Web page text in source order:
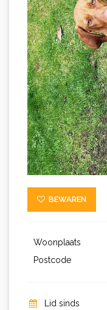
BEWAREN
Woonplaats
Postcode
Lid sinds